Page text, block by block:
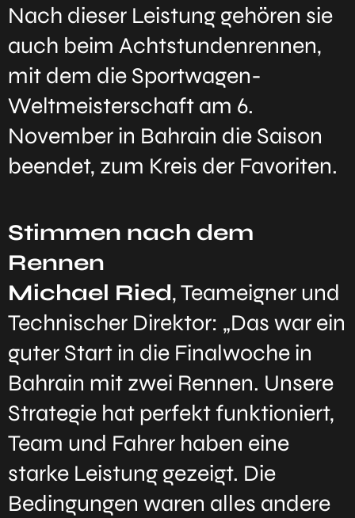
Nach dieser Leistung gehören sie
auch beim Achtstundenrennen,
mit dem die Sportwagen-
Weltmeisterschaft am 6.
November in Bahrain die Saison
beendet, zum Kreis der Favoriten.
Stimmen nach dem
Rennen
Michael Ried, Teameigner und
Technischer Direktor: „Das war ein
guter Start in die Finalwoche in
Bahrain mit zwei Rennen. Unsere
Strategie hat perfekt funktioniert,
Team und Fahrer haben eine
starke Leistung gezeigt. Die
Bedingungen waren alles andere